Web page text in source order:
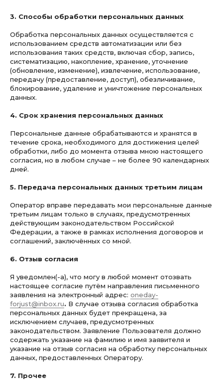
3. Способы обработки персональных данных
Обработка персональных данных осуществляется с
использованием средств автоматизации или без
использования таких средств, включая сбор, запись,
систематизацию, накопление, хранение, уточнение
(обновление, изменение), извлечение, использование,
передачу (предоставление, доступ), обезличивание,
блокирование, удаление и уничтожение персональных
данных.
4. Срок хранения персональных данных
Персональные данные обрабатываются и хранятся в
течение срока, необходимого для достижения целей
обработки, либо до момента отзыва мною настоящего
согласия, но в любом случае – не более 90 календарных
дней.
5. Передача персональных данных третьим лицам
Оператор вправе передавать мои персональные данные
третьим лицам только в случаях, предусмотренных
действующим законодательством Российской
Федерации, а также в рамках исполнения договоров и
соглашений, заключённых со мной.
6. Отзыв согласия
Я уведомлен(-а), что могу в любой момент отозвать
настоящее согласие путём направления письменного
заявления на электронный адрес: oneday-
forjust@inbox.ru. В случае отзыва согласия обработка
персональных данных будет прекращена, за
исключением случаев, предусмотренных
законодательством. Заявление Пользователя должно
содержать указание на фамилию и имя заявителя и
указание на отзыв согласия на обработку персональных
данных, предоставленных Оператору.
7. Прочее
[ портфолио ]
[ отзывы ]
[ контакты ]
[ о нас ]
[ политика конфиденциальности ]
[ согласие на обработку
персональных данных ]
*Деятельность Meta (соцсети
запрещена в России как